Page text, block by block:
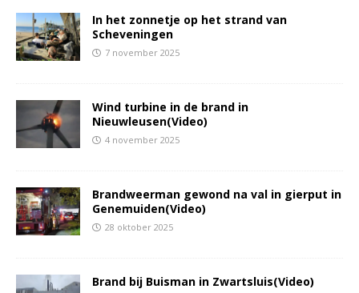
In het zonnetje op het strand van
Scheveningen
7 november 2025
Wind turbine in de brand in
Nieuwleusen(Video)
4 november 2025
Brandweerman gewond na val in gierput in
Genemuiden(Video)
28 oktober 2025
Brand bij Buisman in Zwartsluis(Video)